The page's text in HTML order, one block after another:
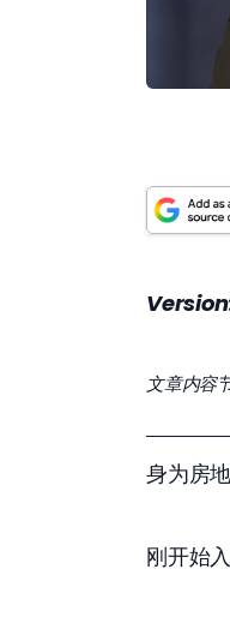
文章内容
身为房
刚开始